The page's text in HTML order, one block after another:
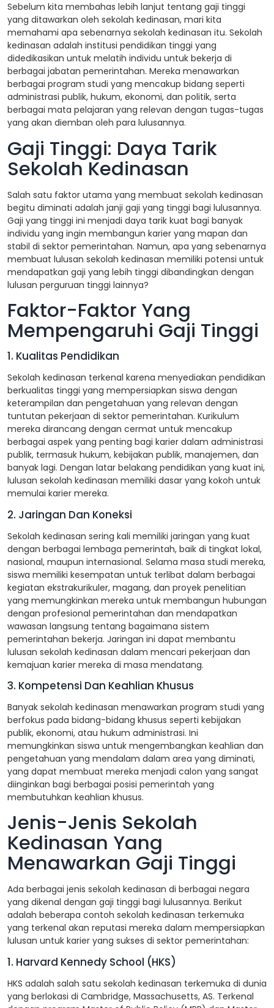
Sebelum kita membahas lebih lanjut tentang gaji tinggi
yang ditawarkan oleh sekolah kedinasan, mari kita
memahami apa sebenarnya sekolah kedinasan itu. Sekolah
kedinasan adalah institusi pendidikan tinggi yang
didedikasikan untuk melatih individu untuk bekerja di
berbagai jabatan pemerintahan. Mereka menawarkan
berbagai program studi yang mencakup bidang seperti
administrasi publik, hukum, ekonomi, dan politik, serta
berbagai mata pelajaran yang relevan dengan tugas-tugas
yang akan diemban oleh para lulusannya.
Gaji Tinggi: Daya Tarik
Sekolah Kedinasan
Salah satu faktor utama yang membuat sekolah kedinasan
begitu diminati adalah janji gaji yang tinggi bagi lulusannya.
Gaji yang tinggi ini menjadi daya tarik kuat bagi banyak
individu yang ingin membangun karier yang mapan dan
stabil di sektor pemerintahan. Namun, apa yang sebenarnya
membuat lulusan sekolah kedinasan memiliki potensi untuk
mendapatkan gaji yang lebih tinggi dibandingkan dengan
lulusan perguruan tinggi lainnya?
Faktor-Faktor Yang
Mempengaruhi Gaji Tinggi
1. Kualitas Pendidikan
Sekolah kedinasan terkenal karena menyediakan pendidikan
berkualitas tinggi yang mempersiapkan siswa dengan
keterampilan dan pengetahuan yang relevan dengan
tuntutan pekerjaan di sektor pemerintahan. Kurikulum
mereka dirancang dengan cermat untuk mencakup
berbagai aspek yang penting bagi karier dalam administrasi
publik, termasuk hukum, kebijakan publik, manajemen, dan
banyak lagi. Dengan latar belakang pendidikan yang kuat ini,
lulusan sekolah kedinasan memiliki dasar yang kokoh untuk
memulai karier mereka.
2. Jaringan Dan Koneksi
Sekolah kedinasan sering kali memiliki jaringan yang kuat
dengan berbagai lembaga pemerintah, baik di tingkat lokal,
nasional, maupun internasional. Selama masa studi mereka,
siswa memiliki kesempatan untuk terlibat dalam berbagai
kegiatan ekstrakurikuler, magang, dan proyek penelitian
yang memungkinkan mereka untuk membangun hubungan
dengan profesional pemerintahan dan mendapatkan
wawasan langsung tentang bagaimana sistem
pemerintahan bekerja. Jaringan ini dapat membantu
lulusan sekolah kedinasan dalam mencari pekerjaan dan
kemajuan karier mereka di masa mendatang.
3. Kompetensi Dan Keahlian Khusus
Banyak sekolah kedinasan menawarkan program studi yang
berfokus pada bidang-bidang khusus seperti kebijakan
publik, ekonomi, atau hukum administrasi. Ini
memungkinkan siswa untuk mengembangkan keahlian dan
pengetahuan yang mendalam dalam area yang diminati,
yang dapat membuat mereka menjadi calon yang sangat
diinginkan bagi berbagai posisi pemerintah yang
membutuhkan keahlian khusus.
Jenis-Jenis Sekolah
Kedinasan Yang
Menawarkan Gaji Tinggi
Ada berbagai jenis sekolah kedinasan di berbagai negara
yang dikenal dengan gaji tinggi bagi lulusannya. Berikut
adalah beberapa contoh sekolah kedinasan terkemuka
yang terkenal akan reputasi mereka dalam mempersiapkan
lulusan untuk karier yang sukses di sektor pemerintahan:
1. Harvard Kennedy School (HKS)
HKS adalah salah satu sekolah kedinasan terkemuka di dunia
yang berlokasi di Cambridge, Massachusetts, AS. Terkenal